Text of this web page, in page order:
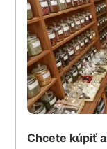
Chcete kúpiť